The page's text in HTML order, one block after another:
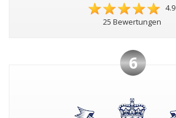
4.9
25 Bewertungen
6